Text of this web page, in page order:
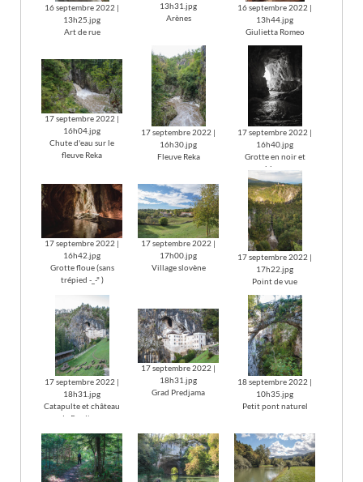
16 septembre 2022 |
13h25.jpg
Art de rue
13h31.jpg
Arènes
16 septembre 2022 |
13h44.jpg
Giulietta Romeo
17 septembre 2022 |
16h04.jpg
Chute d'eau sur le
fleuve Reka
17 septembre 2022 |
16h30.jpg
Fleuve Reka
17 septembre 2022 |
16h40.jpg
Grotte en noir et
blanc
17 septembre 2022 |
16h42.jpg
Grotte floue (sans
trépied -_-" )
17 septembre 2022 |
17h00.jpg
Village slovène
17 septembre 2022 |
17h22.jpg
Point de vue
17 septembre 2022 |
18h31.jpg
Catapulte et château
de Predjama
17 septembre 2022 |
18h31.jpg
Grad Predjama
18 septembre 2022 |
10h35.jpg
Petit pont naturel